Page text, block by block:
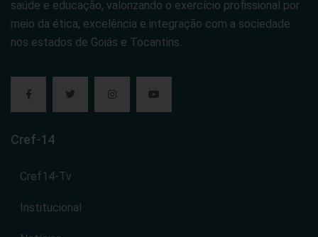
saúde e educação, valorizando o exercício profissional por
meio da ética, excelência e integração com a sociedade
nos estados de Goiás e Tocantins.
Cref-14
Cref14-Tv
Institucional